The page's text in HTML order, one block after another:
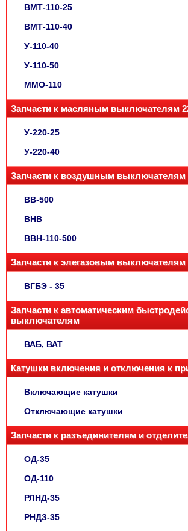
ВМТ-110-25
ВМТ-110-40
У-110-40
У-110-50
ММО-110
Запчасти к масляным выключателям
У-220-25
У-220-40
Запчасти к воздушным выключателям
ВВ-500
ВНВ
ВВН-110-500
Запчасти к элегазовым выключателям
ВГБЭ - 35
Запчасти к автоматическим
выключателям
ВАБ, ВАТ
Катушки включения и отключения к
Включающие катушки
Отключающие катушки
Запчасти к разъединителям и
ОД-35
ОД-110
РЛНД-35
РНДЗ-35